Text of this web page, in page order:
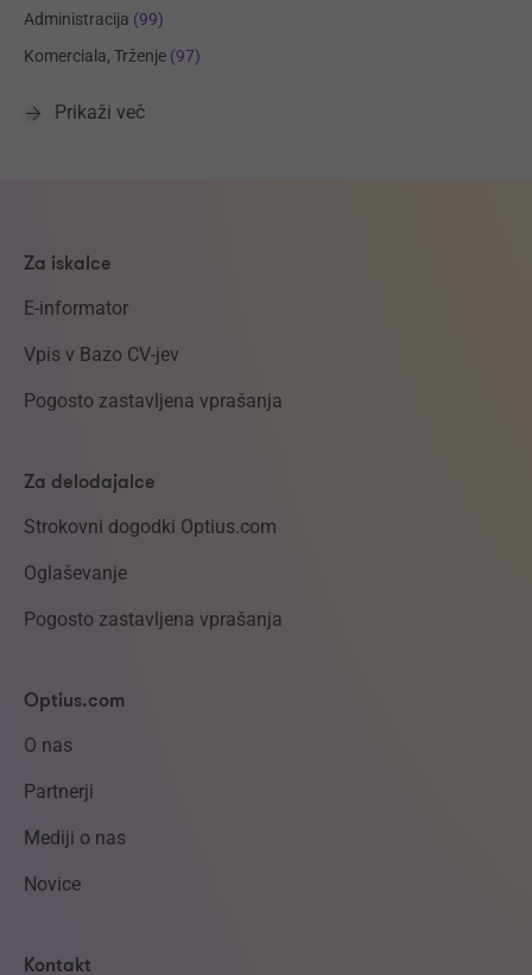
Administracija (99)
Komerciala, Trženje (97)
Prikaži več
Za iskalce
E-informator
Vpis v Bazo CV-jev
Pogosto zastavljena vprašanja
Za delodajalce
Strokovni dogodki Optius.com
Oglaševanje
Pogosto zastavljena vprašanja
Optius.com
O nas
Partnerji
Mediji o nas
Novice
Kontakt